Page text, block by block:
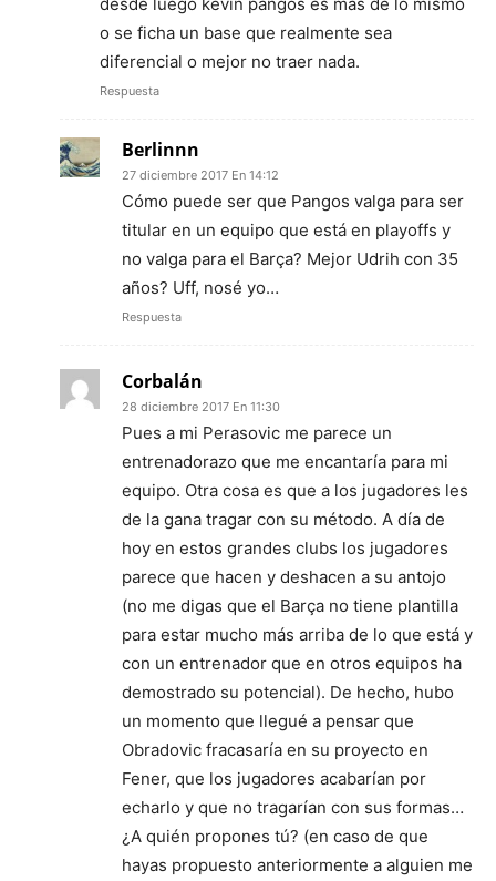
o se ficha un base que realmente sea
diferencial o mejor no traer nada.
Respuesta
Berlinnn
27 diciembre 2017 En 14:12
Cómo puede ser que Pangos valga para ser
titular en un equipo que está en playoffs y
no valga para el Barça? Mejor Udrih con 35
años? Uff, nosé yo…
Respuesta
Corbalán
28 diciembre 2017 En 11:30
Pues a mi Perasovic me parece un
entrenadorazo que me encantaría para mi
equipo. Otra cosa es que a los jugadores les
de la gana tragar con su método. A día de
hoy en estos grandes clubs los jugadores
parece que hacen y deshacen a su antojo
(no me digas que el Barça no tiene plantilla
para estar mucho más arriba de lo que está y
con un entrenador que en otros equipos ha
demostrado su potencial). De hecho, hubo
un momento que llegué a pensar que
Obradovic fracasaría en su proyecto en
Fener, que los jugadores acabarían por
echarlo y que no tragarían con sus formas…
¿A quién propones tú? (en caso de que
hayas propuesto anteriormente a alguien me